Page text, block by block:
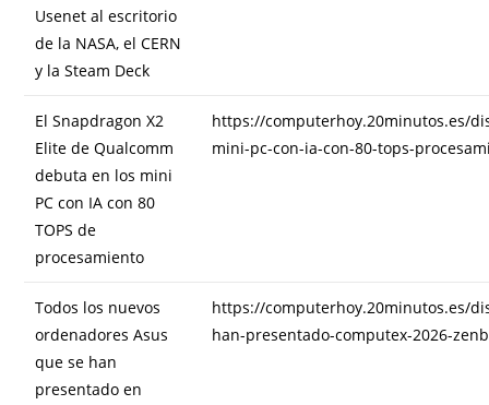
Usenet al escritorio
de la NASA, el CERN
y la Steam Deck
El Snapdragon X2
Elite de Qualcomm
debuta en los mini
PC con IA con 80
TOPS de
procesamiento
https://computerhoy.20minutos.es/
mini-pc-con-ia-con-80-tops-
Todos los nuevos
ordenadores Asus
que se han
presentado en
https://computerhoy.20minutos.es/
han-presentado-computex-2026-